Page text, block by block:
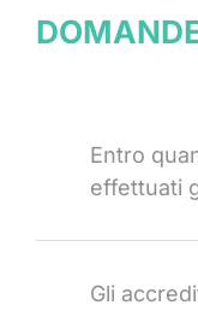
Entro
effettuati
Gli